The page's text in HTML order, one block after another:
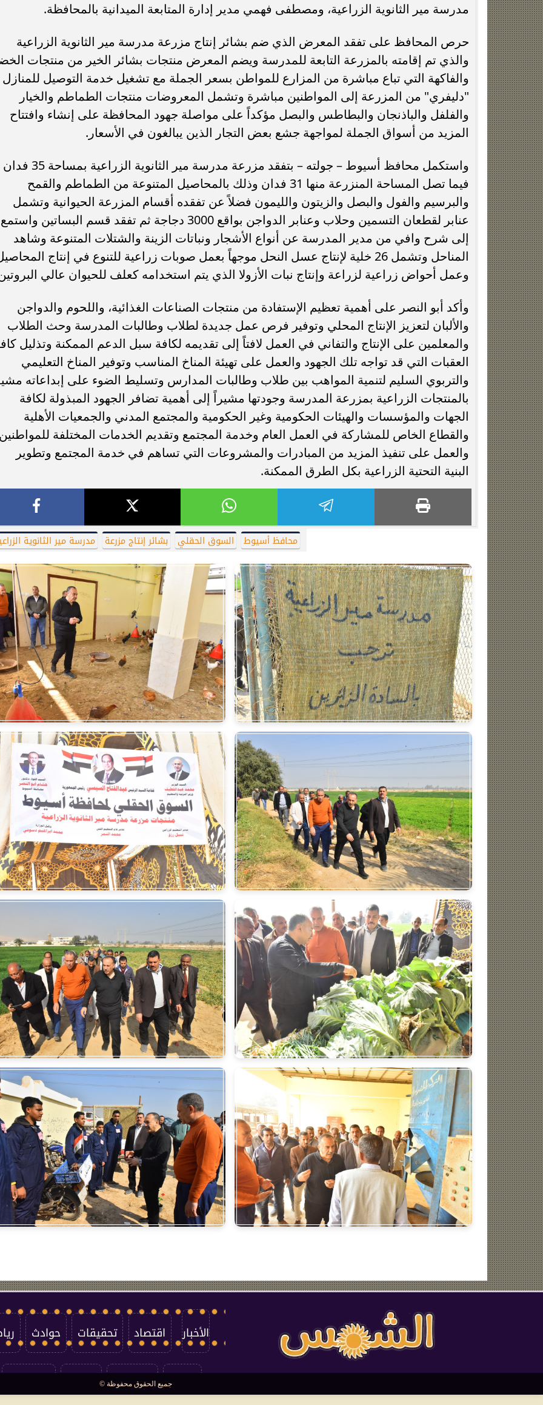
مدرسة مير الثانوية الزراعية، ومصطفى فهمي مدير إدارة المتابعة الميدانية بالمحافظة.
حرص المحافظ على تفقد المعرض الذي ضم بشائر إنتاج مزرعة مدرسة مير الثانوية الزراعية
والذي تم إقامته بالمزرعة التابعة للمدرسة ويضم المعرض منتجات بشائر الخير من منتجات
والفاكهة التي تباع مباشرة من المزارع للمواطن بسعر الجملة مع تشغيل خدمة التوصيل للمنازل
"دليفري" من المزرعة إلى المواطنين مباشرة وتشمل المعروضات منتجات الطماطم والخيار
والفلفل والباذنجان والبطاطس والبصل مؤكداً على مواصلة جهود المحافظة على إنشاء وافتتاح
المزيد من أسواق الجملة لمواجهة جشع بعض التجار الذين يبالغون في الأسعار.
واستكمل محافظ أسيوط – جولته – بتفقد مزرعة مدرسة مير الثانوية الزراعية بمساحة 35 فدان
فيما تصل المساحة المنزرعة منها 31 فدان وذلك بالمحاصيل المتنوعة من الطماطم والقمح
والبرسيم والفول والبصل والزيتون والليمون فضلاً عن تفقده أقسام المزرعة الحيوانية وتشمل
عنابر لقطعان التسمين وحلاب وعنابر الدواجن بواقع 3000 دجاجة ثم تفقد قسم البساتين واستمع
إلى شرح وافي من مدير المدرسة عن أنواع الأشجار ونباتات الزينة والشتلات المتنوعة وشاهد
المناحل وتشمل 26 خلية لإنتاج عسل النحل موجهاً بعمل صوبات زراعية للتنوع في إنتاج
وعمل أحواض زراعية لزراعة وإنتاج نبات الأزولا الذي يتم استخدامه كعلف للحيوان عالي
وأكد أبو النصر على أهمية تعظيم الإستفادة من منتجات الصناعات الغذائية، واللحوم والدواجن
والألبان لتعزيز الإنتاج المحلي وتوفير فرص عمل جديدة لطلاب وطالبات المدرسة وحث الطلاب
والمعلمين على الإنتاج والتفاني في العمل لافتاً إلى تقديمه لكافة سبل الدعم الممكنة وتذليل
العقبات التي قد تواجه تلك الجهود والعمل على تهيئة المناخ المناسب وتوفير المناخ التعليمي
والتربوي السليم لتنمية المواهب بين طلاب وطالبات المدارس وتسليط الضوء على إبداعاته
بالمنتجات الزراعية بمزرعة المدرسة وجودتها مشيراً إلى أهمية تضافر الجهود المبذولة لكافة
الجهات والمؤسسات والهيئات الحكومية وغير الحكومية والمجتمع المدني والجمعيات الأهلية
والقطاع الخاص للمشاركة في العمل العام وخدمة المجتمع وتقديم الخدمات المختلفة للمواطنين
والعمل على تنفيذ المزيد من المبادرات والمشروعات التي تساهم في خدمة المجتمع وتطوير
البنية التحتية الزراعية بكل الطرق الممكنة.
محافظ أسيوط السوق الحقلي بشائر إنتاج مزرعة مدرسة مير الثانوية
الأخبار اقتصاد تحقيقات حوادث
العالم سوشيال
جميع الحقوق محفوظة ©